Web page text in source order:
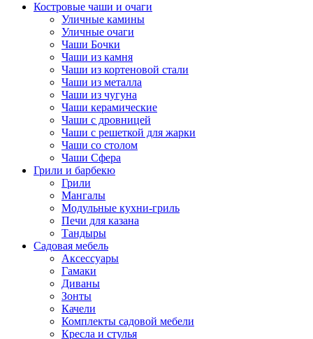
Костровые чаши и очаги
Уличные камины
Уличные очаги
Чаши Бочки
Чаши из камня
Чаши из кортеновой стали
Чаши из металла
Чаши из чугуна
Чаши керамические
Чаши с дровницей
Чаши с решеткой для жарки
Чаши со столом
Чаши Сфера
Грили и барбекю
Грили
Мангалы
Модульные кухни-гриль
Печи для казана
Тандыры
Садовая мебель
Аксессуары
Гамаки
Диваны
Зонты
Качели
Комплекты садовой мебели
Кресла и стулья